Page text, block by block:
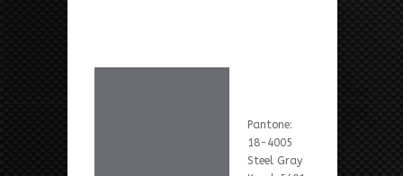
Pantone:
18-4005
Steel Gray